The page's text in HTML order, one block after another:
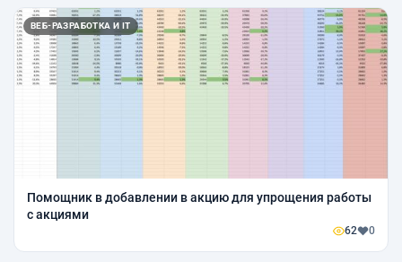
ВЕБ-РАЗРАБОТКА И IT
Помощник в добавлении в акцию для упрощения работы
с акциями
62 0